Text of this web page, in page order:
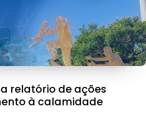
relatório de ações
à calamidade